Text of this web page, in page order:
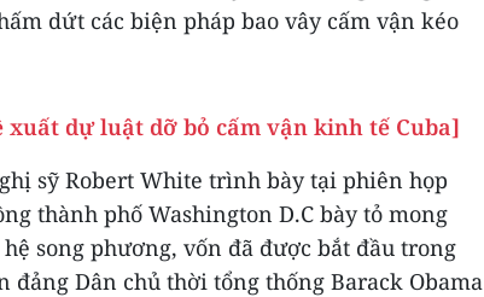
dứt các biện pháp bao vây cấm vận kéo
xuất dự luật dỡ bỏ cấm vận kinh tế Cuba]
sỹ Robert White trình bày tại phiên họp
thành phố Washington D.C bày tỏ mong
song phương, vốn đã được bắt đầu trong
đảng Dân chủ thời tổng thống Barack Obama